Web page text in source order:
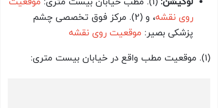
روی نقشه
، و (2). مرکز فوق تخصصی چشم
پزشکی بصیر: موقعیت روی نقشه
(1). موقعیت مطب واقع در خیابان بیست متری: